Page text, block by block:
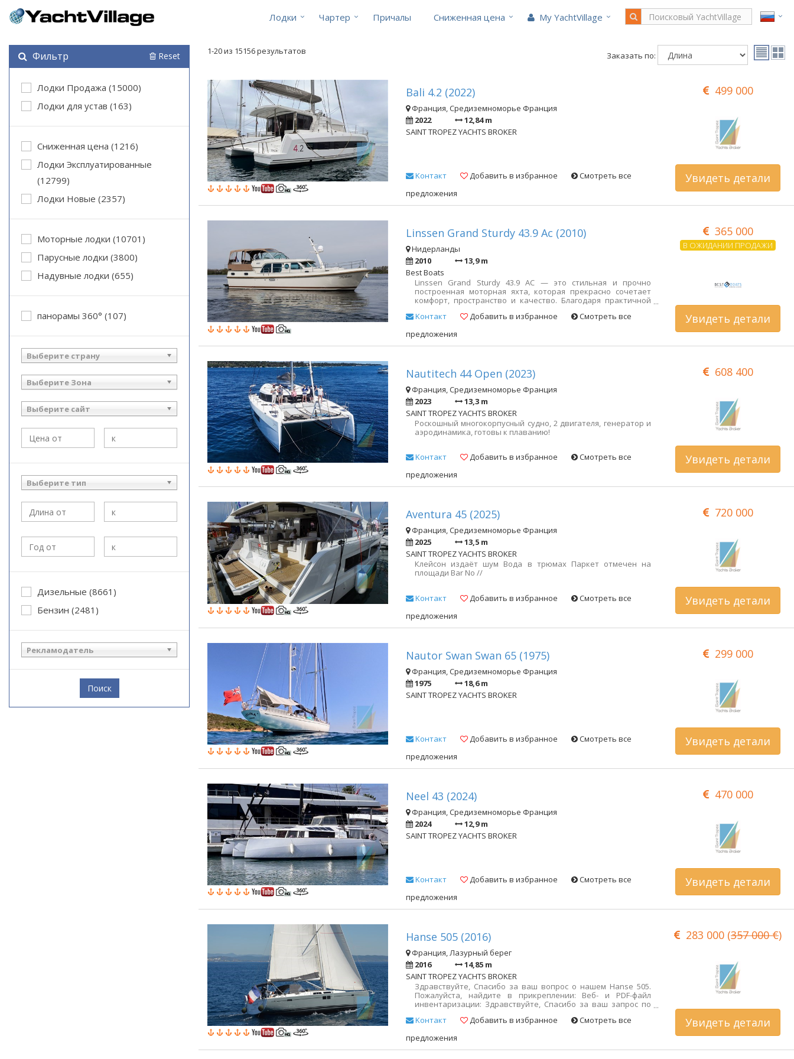
Лодки Чартер Причалы Cниженная цена My YachtVillage
Фильтр Reset
Лодки Продажа (15000)
Лодки для устав (163)
Cниженная цена (1216)
Лодки Эксплуатированные
(12799)
Лодки Новые (2357)
Моторные лодки (10701)
Парусные лодки (3800)
Надувные лодки (655)
панорамы 360° (107)
Выберите страну
Выберите Зона
Выберите сайт
Выберите тип
Дизельные (8661)
Бензин (2481)
Рекламодатель
Поиск
1-20 из 15156 результатов Заказать по:
Bali 4.2 (2022) 499 000
Франция, Средиземноморье Франция
2022
12,84 m
SAINT TROPEZ YACHTS BROKER
Kонтакт Добавить в избранное
Смотреть все
предложения
Увидеть детали
Linssen Grand Sturdy 43.9 Ac (2010) 365 000
В ОЖИДАНИИ ПРОДАЖИ
Нидерланды
2010
13,9 m
Best Boats
Linssen Grand Sturdy 43.9 AC — это стильная и прочно
построенная моторная яхта, которая прекрасно сочетает
комфорт, пространство и качество. Благодаря практичной
судно отлично подходит как для спокойных однодневных
Красивая и комфортная яхта с привычным внешним видом и
качеством сборки, которыми славится Линссен.
Kонтакт Добавить в избранное
Смотреть все
предложения
Увидеть детали
Nautitech 44 Open (2023) 608 400
Франция, Средиземноморье Франция
2023
13,3 m
SAINT TROPEZ YACHTS BROKER
Роскошный многокорпусный судно, 2 двигателя, генератор и
аэродинамика, готовы к плаванию!
Kонтакт Добавить в избранное
Смотреть все
предложения
Увидеть детали
Aventura 45 (2025) 720 000
Франция, Средиземноморье Франция
2025
13,5 m
SAINT TROPEZ YACHTS BROKER
Клейсон издаёт шум Вода в трюмах Паркет отмечен на
площади Bar No //
Kонтакт Добавить в избранное
Смотреть все
предложения
Увидеть детали
Nautor Swan Swan 65 (1975) 299 000
Франция, Средиземноморье Франция
1975
18,6 m
SAINT TROPEZ YACHTS BROKER
Kонтакт Добавить в избранное
Смотреть все
предложения
Увидеть детали
Neel 43 (2024) 470 000
Франция, Средиземноморье Франция
2024
12,9 m
SAINT TROPEZ YACHTS BROKER
Kонтакт Добавить в избранное
Смотреть все
предложения
Увидеть детали
Hanse 505 (2016) 283 000 (357 000 €)
Франция, Лазурный берег
2016
14,85 m
SAINT TROPEZ YACHTS BROKER
Здравствуйте, Спасибо за ваш вопрос о нашем Hanse 505.
Пожалуйста, найдите в прикреплении: Веб- и PDF-файл
инвентаризации: Здравствуйте, Спасибо за ваш запрос по
прикреплении: Веб- и PDF-файл инвентаризации:
description=hanse-505&detail=voilier-occasion HD-папка с
фотографиями: https://photos.app.goo.gl/GryUhLcjyfphGZCk7
Kонтакт Добавить в избранное
Смотреть все
предложения
Увидеть детали